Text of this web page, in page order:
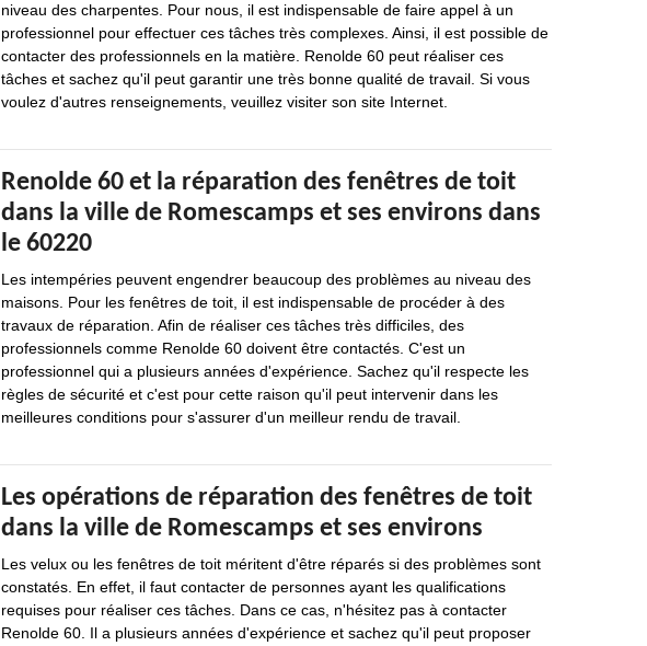
niveau des charpentes. Pour nous, il est indispensable de faire appel à un
professionnel pour effectuer ces tâches très complexes. Ainsi, il est possible de
contacter des professionnels en la matière. Renolde 60 peut réaliser ces
tâches et sachez qu'il peut garantir une très bonne qualité de travail. Si vous
voulez d'autres renseignements, veuillez visiter son site Internet.
Renolde 60 et la réparation des fenêtres de toit
dans la ville de Romescamps et ses environs dans
le 60220
Les intempéries peuvent engendrer beaucoup des problèmes au niveau des
maisons. Pour les fenêtres de toit, il est indispensable de procéder à des
travaux de réparation. Afin de réaliser ces tâches très difficiles, des
professionnels comme Renolde 60 doivent être contactés. C'est un
professionnel qui a plusieurs années d'expérience. Sachez qu'il respecte les
règles de sécurité et c'est pour cette raison qu'il peut intervenir dans les
meilleures conditions pour s'assurer d'un meilleur rendu de travail.
Les opérations de réparation des fenêtres de toit
dans la ville de Romescamps et ses environs
Les velux ou les fenêtres de toit méritent d'être réparés si des problèmes sont
constatés. En effet, il faut contacter de personnes ayant les qualifications
requises pour réaliser ces tâches. Dans ce cas, n'hésitez pas à contacter
Renolde 60. Il a plusieurs années d'expérience et sachez qu'il peut proposer